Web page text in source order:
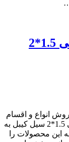
قیمت عمده کابل نسوز سیلیکونی 1.5*2
انواع و اقسام
کابل های برق، مرکز پخش کابل نسوز سیلیکونی 1.5*2 سیل کیبل به
این محصولات را